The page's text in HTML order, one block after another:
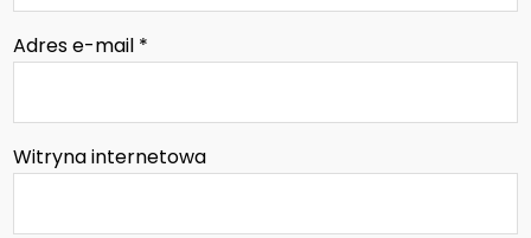
Adres e-mail *
Witryna internetowa